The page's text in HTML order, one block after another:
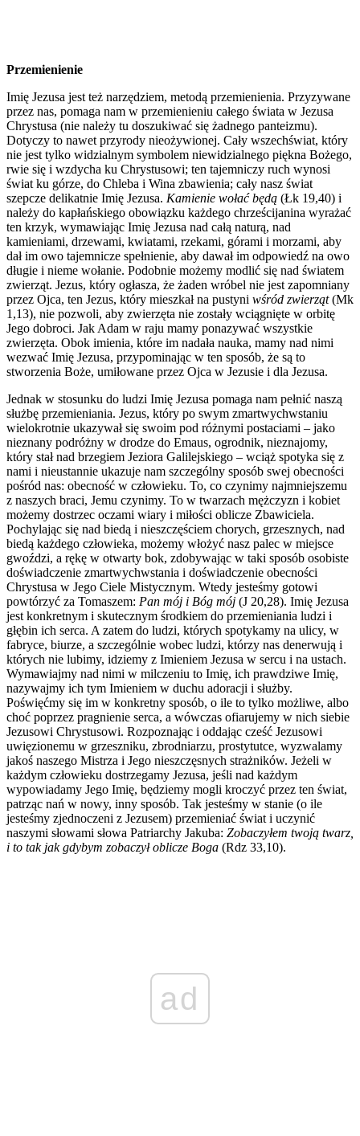
Przemienienie
Imię Jezusa jest też narzędziem, metodą przemienienia. Przyzywane
przez nas, pomaga nam w przemienieniu całego świata w Jezusa
Chrystusa (nie należy tu doszukiwać się żadnego panteizmu).
Dotyczy to nawet przyrody nieożywionej. Cały wszechświat, który
nie jest tylko widzialnym symbolem niewidzialnego piękna Bożego,
rwie się i wzdycha ku Chrystusowi; ten tajemniczy ruch wynosi
świat ku górze, do Chleba i Wina zbawienia; cały nasz świat
szepcze delikatnie Imię Jezusa. Kamienie wołać będą (Łk 19,40) i
należy do kapłańskiego obowiązku każdego chrześcijanina wyrażać
ten krzyk, wymawiając Imię Jezusa nad całą naturą, nad
kamieniami, drzewami, kwiatami, rzekami, górami i morzami, aby
dał im owo tajemnicze spełnienie, aby dawał im odpowiedź na owo
długie i nieme wołanie. Podobnie możemy modlić się nad światem
zwierząt. Jezus, który ogłasza, że żaden wróbel nie jest zapomniany
przez Ojca, ten Jezus, który mieszkał na pustyni wśród zwierząt(Mk
1,13), nie pozwoli, aby zwierzęta nie zostały wciągnięte w orbitę
Jego dobroci. Jak Adam w raju mamy ponazywać wszystkie
zwierzęta. Obok imienia, które im nadała nauka, mamy nad nimi
wezwać Imię Jezusa, przypominając w ten sposób, że są to
stworzenia Boże, umiłowane przez Ojca w Jezusie i dla Jezusa.
Jednak w stosunku do ludzi Imię Jezusa pomaga nam pełnić naszą
służbę przemieniania. Jezus, który po swym zmartwychwstaniu
wielokrotnie ukazywał się swoim pod różnymi postaciami – jako
nieznany podróżny w drodze do Emaus, ogrodnik, nieznajomy,
który stał nad brzegiem Jeziora Galilejskiego – wciąż spotyka się z
nami i nieustannie ukazuje nam szczególny sposób swej obecności
pośród nas: obecność w człowieku. To, co czynimy najmniejszemu
z naszych braci, Jemu czynimy. To w twarzach mężczyzn i kobiet
możemy dostrzec oczami wiary i miłości oblicze Zbawiciela.
Pochylając się nad biedą i nieszczęściem chorych, grzesznych, nad
biedą każdego człowieka, możemy włożyć nasz palec w miejsce
gwoździ, a rękę w otwarty bok, zdobywając w taki sposób osobiste
doświadczenie zmartwychwstania i doświadczenie obecności
Chrystusa w Jego Ciele Mistycznym. Wtedy jesteśmy gotowi
powtórzyć za Tomaszem: Pan mój i Bóg mój (J 20,28). Imię Jezusa
jest konkretnym i skutecznym środkiem do przemieniania ludzi i
głębin ich serca. A zatem do ludzi, których spotykamy na ulicy, w
fabryce, biurze, a szczególnie wobec ludzi, którzy nas denerwują i
których nie lubimy, idziemy z Imieniem Jezusa w sercu i na ustach.
Wymawiajmy nad nimi w milczeniu to Imię, ich prawdziwe Imię,
nazywajmy ich tym Imieniem w duchu adoracji i służby.
Poświęćmy się im w konkretny sposób, o ile to tylko możliwe, albo
choć poprzez pragnienie serca, a wówczas ofiarujemy w nich siebie
Jezusowi Chrystusowi. Rozpoznając i oddając cześć Jezusowi
uwięzionemu w grzeszniku, zbrodniarzu, prostytutce, wyzwalamy
jakoś naszego Mistrza i Jego nieszczęsnych strażników. Jeżeli w
każdym człowieku dostrzegamy Jezusa, jeśli nad każdym
wypowiadamy Jego Imię, będziemy mogli kroczyć przez ten świat,
patrząc nań w nowy, inny sposób. Tak jesteśmy w stanie (o ile
jesteśmy zjednoczeni z Jezusem) przemieniać świat i uczynić
naszymi słowami słowa Patriarchy Jakuba: Zobaczyłem twoją twarz,
i to tak jak gdybym zobaczył oblicze Boga (Rdz 33,10).
ad